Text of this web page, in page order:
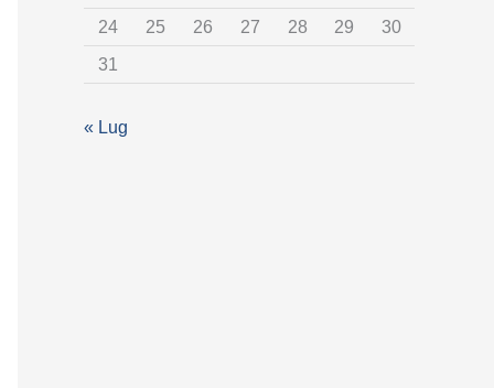
24
25 26 27 28 29
30
31
« Lug